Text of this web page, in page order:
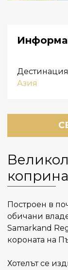
Дестинация
Азия
Построен в
обичани
Samarkand
короната на
Хотелът се